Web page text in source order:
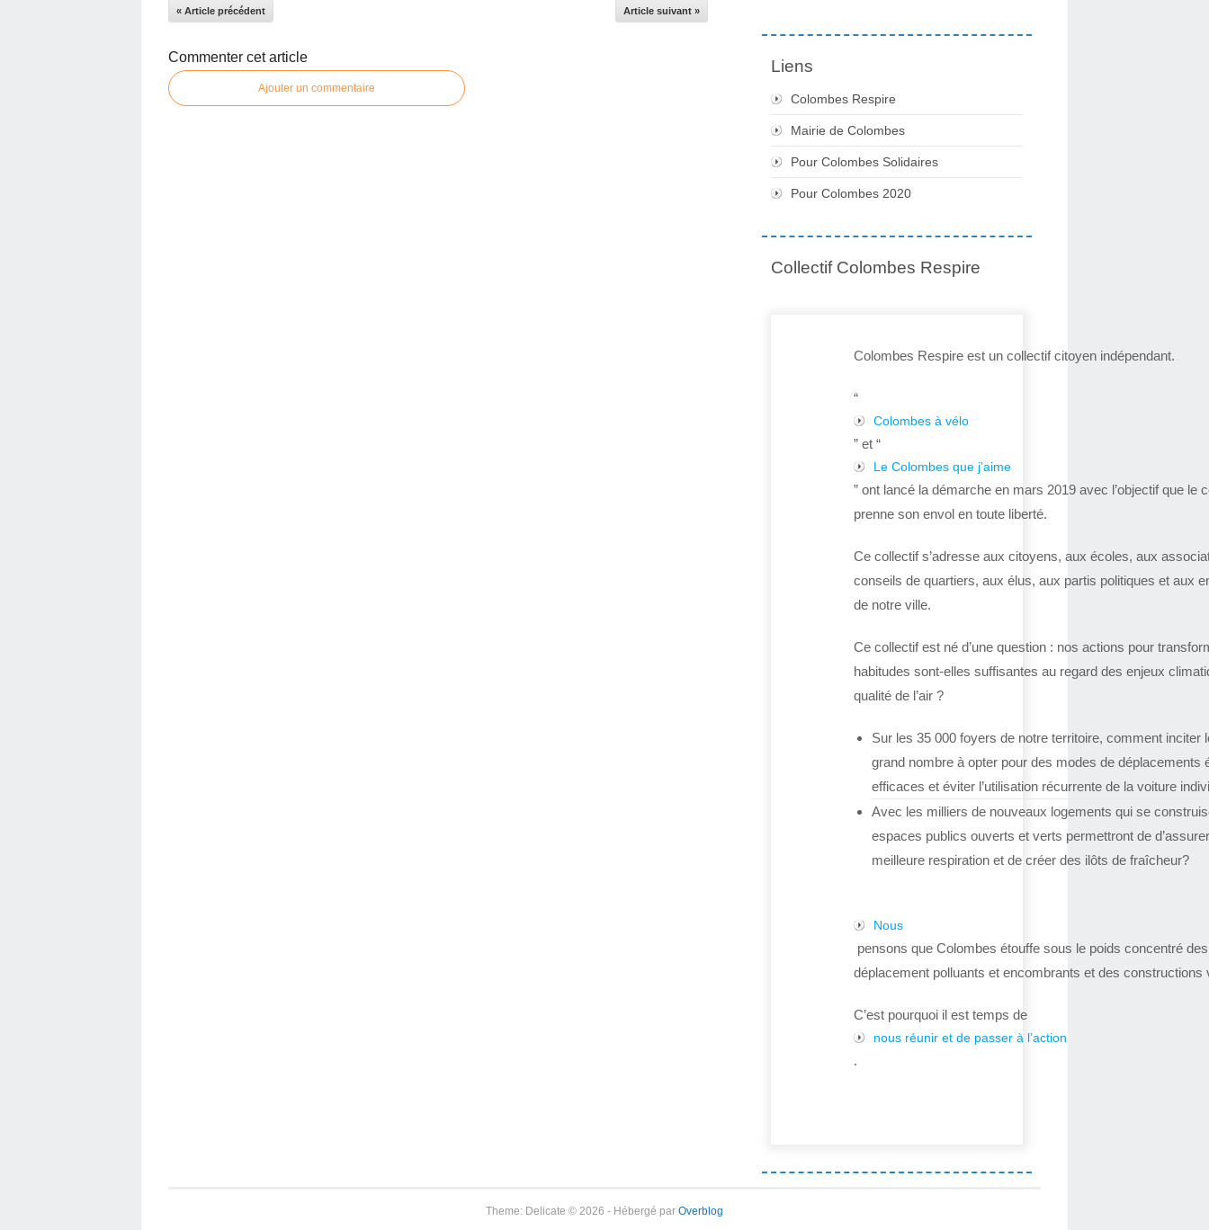
« Article précédent Article suivant »
Commenter cet article
Ajouter un commentaire
Liens
Colombes Respire
Mairie de Colombes
Pour Colombes Solidaires
Pour Colombes 2020
Collectif Colombes Respire
Colombes Respire est un collectif citoyen indépendant.
“
Colombes à vélo
” et “
Le Colombes que j’aime
” ont lancé la démarche en mars 2019 avec l’objectif que le
prenne son envol en toute liberté.
Ce collectif s’adresse aux citoyens, aux écoles, aux
conseils de quartiers, aux élus, aux partis politiques et aux
de notre ville.
Ce collectif est né d’une question : nos actions pour
habitudes sont-elles suffisantes au regard des enjeux
qualité de l’air ?
Sur les 35 000 foyers de notre territoire, comment inciter
grand nombre à opter pour des modes de déplacements
efficaces et éviter l’utilisation récurrente de la voiture
Avec les milliers de nouveaux logements qui se
espaces publics ouverts et verts permettront de
meilleure respiration et de créer des ilôts de fraîcheur?
Nous
pensons que Colombes étouffe sous le poids concentré
déplacement polluants et encombrants et des constructions
C’est pourquoi il est temps de
nous réunir et de passer à l’action
.
Theme: Delicate © 2026 - Hébergé par Overblog